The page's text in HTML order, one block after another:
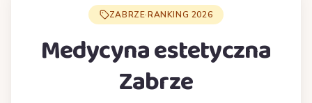
ZABRZE·RANKING 2026
Medycyna estetyczna
Zabrze